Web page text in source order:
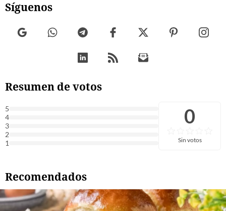
Síguenos
Resumen de votos
5
4
3
2
1
0
Sin votos
Recomendados